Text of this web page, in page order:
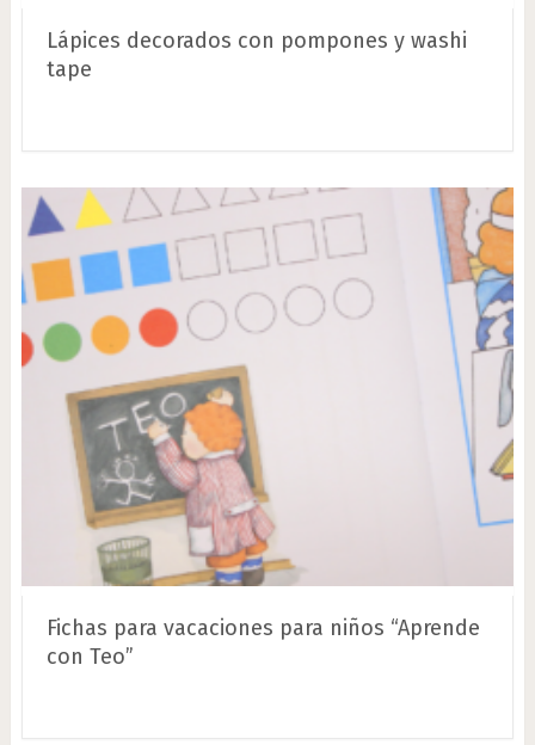
Lápices decorados con pompones y washi
tape
Fichas para vacaciones para niños “Aprende
con Teo”